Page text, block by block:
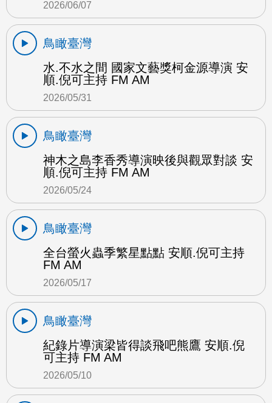
2026/06/07
鳥瞰臺灣
水.不水之間 國家文藝獎柯金源導演 安
順.倪可主持 FM AM
2026/05/31
鳥瞰臺灣
神木之島李香秀導演映後與觀眾對談 安
順.倪可主持 FM AM
2026/05/24
鳥瞰臺灣
全台螢火蟲季繁星點點 安順.倪可主持
FM AM
2026/05/17
鳥瞰臺灣
紀錄片導演梁皆得談飛吧熊鷹 安順.倪
可主持 FM AM
2026/05/10